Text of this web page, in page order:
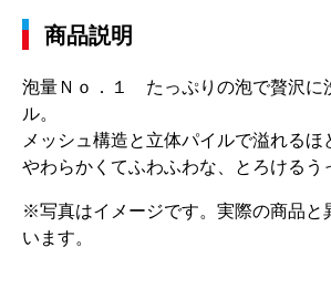
商品説明
泡量Ｎｏ．１ たっぷりの泡で贅沢に
ル。
メッシュ構造と立体パイルで溢れるほ
やわらかくてふわふわな、とろけるう
※写真はイメージです。実際の商品と
います。